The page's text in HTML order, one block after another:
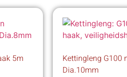
5m
Kettingleng G100
Dia.10mm